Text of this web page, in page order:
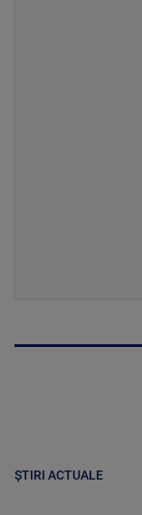
ȘTIRI ACTUALE